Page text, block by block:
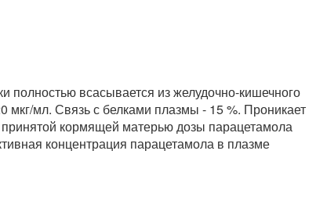
полностью всасывается из желудочно-кишечного
мкг/мл. Связь с белками плазмы - 15 %. Проникает
кормящей матерью дозы парацетамола
концентрация парацетамола в плазме